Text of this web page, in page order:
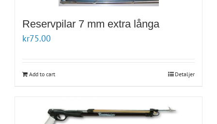
Reservpilar 7 mm extra långa
kr75.00
Add to cart Detaljer